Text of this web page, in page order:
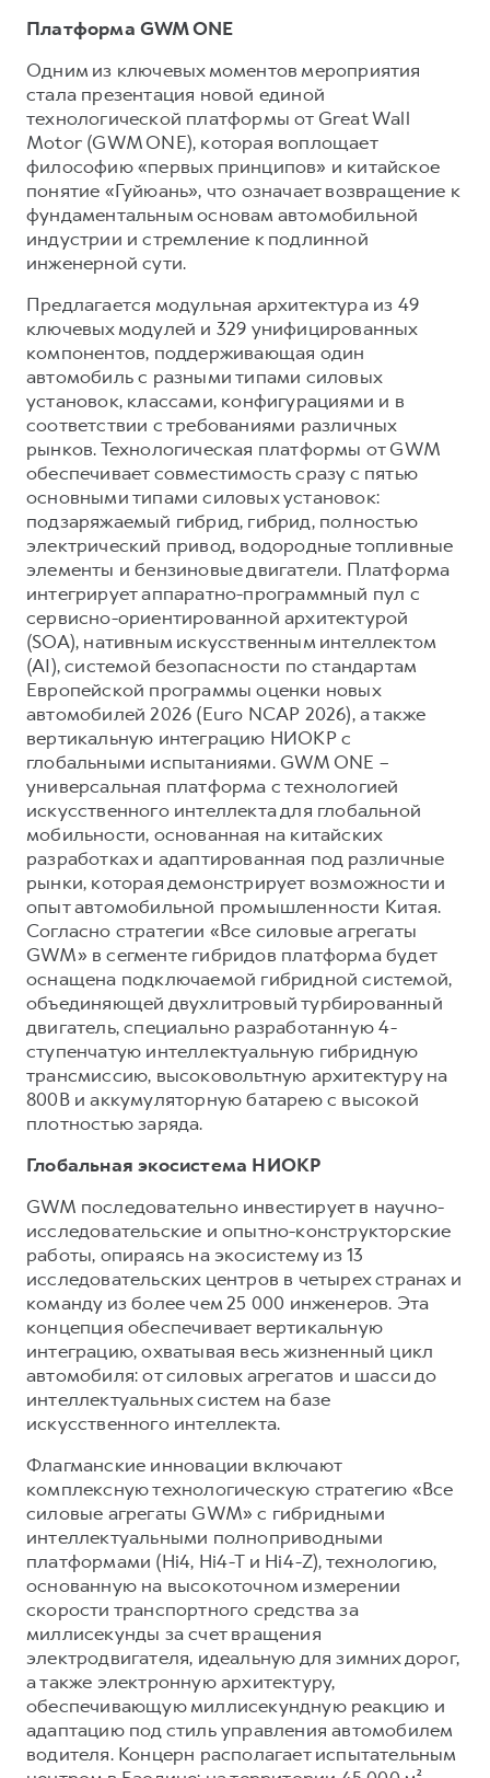
Платформа GWM ONE
Одним из ключевых моментов мероприятия
стала презентация новой единой
технологической платформы от Great Wall
Motor (GWM ONE), которая воплощает
философию «первых принципов» и китайское
понятие «Гуйюань», что означает возвращение к
фундаментальным основам автомобильной
индустрии и стремление к подлинной
инженерной сути.
Предлагается модульная архитектура из 49
ключевых модулей и 329 унифицированных
компонентов, поддерживающая один
автомобиль с разными типами силовых
установок, классами, конфигурациями и в
соответствии с требованиями различных
рынков. Технологическая платформы от GWM
обеспечивает совместимость сразу с пятью
основными типами силовых установок:
подзаряжаемый гибрид, гибрид, полностью
электрический привод, водородные топливные
элементы и бензиновые двигатели. Платформа
интегрирует аппаратно-программный пул с
сервисно-ориентированной архитектурой
(SOA), нативным искусственным интеллектом
(AI), системой безопасности по стандартам
Европейской программы оценки новых
автомобилей 2026 (Euro NCAP 2026), а также
вертикальную интеграцию НИОКР с
глобальными испытаниями. GWM ONE –
универсальная платформа с технологией
искусственного интеллекта для глобальной
мобильности, основанная на китайских
разработках и адаптированная под различные
рынки, которая демонстрирует возможности и
опыт автомобильной промышленности Китая.
Согласно стратегии «Все силовые агрегаты
GWM» в сегменте гибридов платформа будет
оснащена подключаемой гибридной системой,
объединяющей двухлитровый турбированный
двигатель, специально разработанную 4-
ступенчатую интеллектуальную гибридную
трансмиссию, высоковольтную архитектуру на
800В и аккумуляторную батарею с высокой
плотностью заряда.
Глобальная экосистема НИОКР
GWM последовательно инвестирует в научно-
исследовательские и опытно-конструкторские
работы, опираясь на экосистему из 13
исследовательских центров в четырех странах и
команду из более чем 25 000 инженеров. Эта
концепция обеспечивает вертикальную
интеграцию, охватывая весь жизненный цикл
автомобиля: от силовых агрегатов и шасси до
интеллектуальных систем на базе
искусственного интеллекта.
Флагманские инновации включают
комплексную технологическую стратегию «Все
силовые агрегаты GWM» с гибридными
интеллектуальными полноприводными
платформами (Hi4, Hi4-T и Hi4-Z), технологию,
основанную на высокоточном измерении
скорости транспортного средства за
миллисекунды за счет вращения
электродвигателя, идеальную для зимних дорог,
а также электронную архитектуру,
обеспечивающую миллисекундную реакцию и
адаптацию под стиль управления автомобилем
водителя. Концерн располагает испытательным